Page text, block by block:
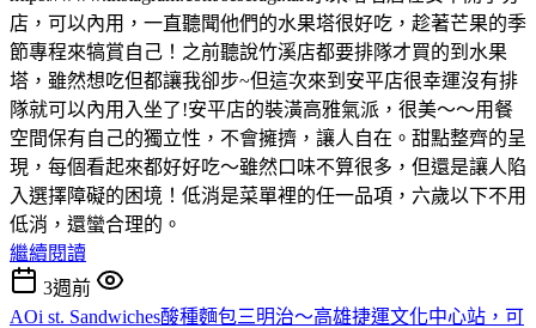
店，可以內用，一直聽聞他們的水果塔很好吃，趁著芒果的季
節專程來犒賞自己！之前聽說竹溪店都要排隊才買的到水果
塔，雖然想吃但都讓我卻步~但這次來到安平店很幸運沒有排
隊就可以內用入坐了!安平店的裝潢高雅氣派，很美～～用餐
空間保有自己的獨立性，不會擁擠，讓人自在。甜點整齊的呈
現，每個看起來都好好吃～雖然口味不算很多，但還是讓人陷
入選擇障礙的困境！低消是菜單裡的任一品項，六歲以下不用
低消，還蠻合理的。
繼續閱讀
3週前
AOi st. Sandwiches酸種麵包三明治～高雄捷運文化中心站，可